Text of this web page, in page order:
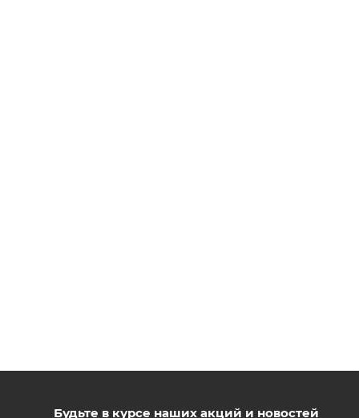
Будьте в курсе наших акций и новостей